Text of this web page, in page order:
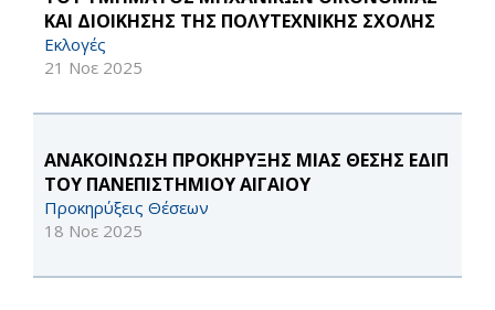
ΚΑΙ ΔΙΟΙΚΗΣΗΣ ΤΗΣ ΠΟΛΥΤΕΧΝΙΚΗΣ ΣΧΟΛΗΣ
Εκλογές
21 Νοε 2025
ΑΝΑΚΟΙΝΩΣΗ ΠΡΟΚΗΡΥΞΗΣ ΜΙΑΣ ΘΕΣΗΣ ΕΔΙΠ
ΤΟΥ ΠΑΝΕΠΙΣΤΗΜΙΟΥ ΑΙΓΑΙΟΥ
Προκηρύξεις Θέσεων
18 Νοε 2025